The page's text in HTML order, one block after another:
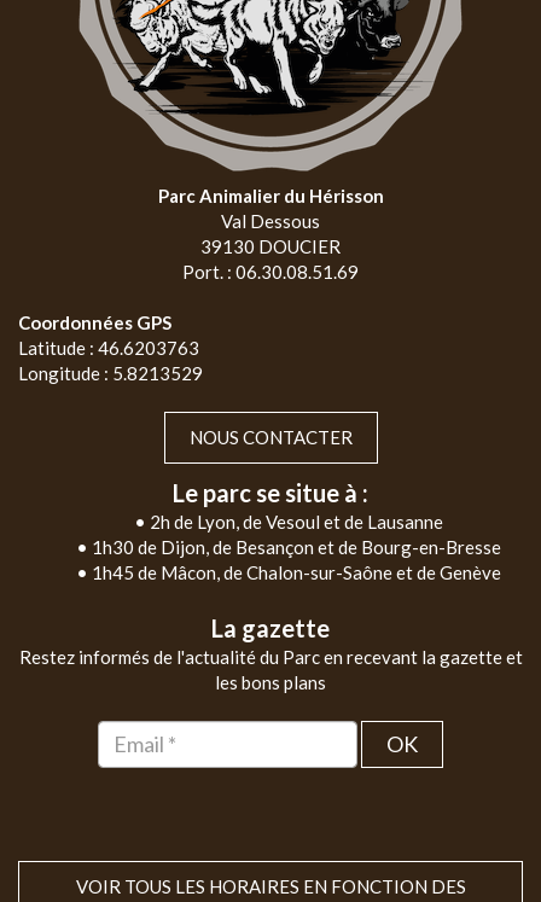
Parc Animalier du Hérisson
Val Dessous
39130 DOUCIER
Port. : 06.30.08.51.69
Coordonnées GPS
Latitude : 46.6203763
Longitude : 5.8213529
NOUS CONTACTER
Le parc se situe à :
• 2h de Lyon, de Vesoul et de Lausanne
• 1h30 de Dijon, de Besançon et de Bourg-en-Bresse
• 1h45 de Mâcon, de Chalon-sur-Saône et de Genève
La gazette
Restez informés de l'actualité du Parc en recevant la gazette et
les bons plans
OK
VOIR TOUS LES HORAIRES EN FONCTION DES